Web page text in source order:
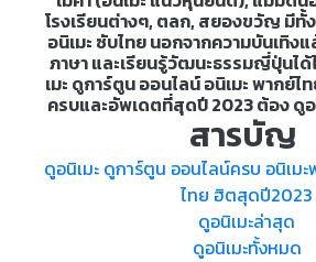
โรงเรียนต่างๆ, ตลก, สยองขวัญ มีทั้
อนิเมะ ซับไทย นอกจากความบันเทิง
ภาษา และเรียนรู้วัฒนะธรรมญี่ปุ่นได้
เมะ ดูการ์ตูน ออนไลน์ อนิเมะ พากย์ไ
ครบและอัพเดตที่สุดปี 2023 ต้อง ดูอ
สารบัญ
ดูอนิเมะ ดูการ์ตูน ออนไลน์ครบ อนิเม
ไทย ฮิตสุดปี2023
ดูอนิเมะล่าสุด
ดูอนิเมะทั้งหมด